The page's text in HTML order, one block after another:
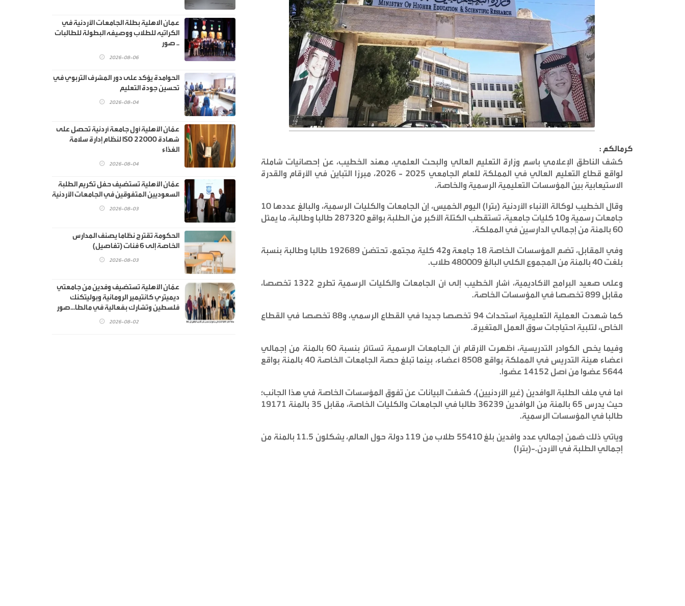
كرمالكم :
كشف الناطق الإعلامي باسم وزارة التعليم العالي والبحث العلمي، مهند الخطيب، عن إحصائيات شاملة
لواقع قطاع التعليم العالي في المملكة للعام الجامعي 2025 - 2026، مبرزا التباين في الأرقام والقدرة
الاستيعابية بين المؤسسات التعليمية الرسمية والخاصة.
وقال الخطيب لوكالة الأنباء الأردنية (بترا) اليوم الخميس، إن الجامعات والكليات الرسمية، والبالغ عددها 10
جامعات رسمية و10 كليات جامعية، تستقطب الكتلة الأكبر من الطلبة بواقع 287320 طالبا وطالبة، ما يمثل
60 بالمئة من إجمالي الدارسين في المملكة
.
وفي المقابل، تضم المؤسسات الخاصة 18 جامعة و42 كلية مجتمع، تحتضن 192689 طالبا وطالبة بنسبة
بلغت 40 بالمئة من المجموع الكلي البالغ 480009 طلاب
.
وعلى صعيد البرامج الأكاديمية، أشار الخطيب إلى أن الجامعات والكليات الرسمية تطرح 1322 تخصصا،
مقابل 899 تخصصا في المؤسسات الخاصة
.
كما شهدت العملية التعليمية استحداث 94 تخصصا جديدا في القطاع الرسمي، و88 تخصصا في القطاع
الخاص، لتلبية احتياجات سوق العمل المتغيرة.
وفيما يخص الكوادر التدريسية، أظهرت الأرقام أن الجامعات الرسمية تستأثر بنسبة 60 بالمئة من إجمالي
أعضاء هيئة التدريس في المملكة بواقع 8508 أعضاء، بينما تبلغ حصة الجامعات الخاصة 40 بالمئة بواقع
5644 عضوا من أصل 14152 عضوا
.
أما في ملف الطلبة الوافدين (غير الأردنيين)، كشفت البيانات عن تفوق المؤسسات الخاصة في هذا الجانب؛
حيث يدرس 65 بالمئة من الوافدين 36239 طالبا في الجامعات والكليات الخاصة، مقابل 35 بالمئة 19171
طالبا في المؤسسات الرسمية.
ويأتي ذلك ضمن إجمالي عدد وافدين بلغ 55410 طلاب من 119 دولة حول العالم، يشكلون 11.5 بالمئة من
إجمالي الطلبة في الأردن.-(بترا)
عمان الاهلية بطلة الجامعات الأردنية في
الكراتيه للطلاب ووصيفه البطولة للطالبات
.. صور
2026-08-06
الحوامدة يؤكد على دور المشرف التربوي في
تحسين جودة التعليم
2026-08-04
عمّان الأهلية أول جامعة أردنية تحصل على
شهادة ISO 22000 لنظام إدارة سلامة
الغذاء
2026-08-04
عمّان الأهلية تستضيف حفل تكريم الطلبة
السعوديين المتفوقين في الجامعات الأردنية
2026-08-03
الحكومة تقترح نظاما يصنف المدارس
الخاصة إلى 6 فئات (تفاصيل)
2026-08-03
عمّان الأهلية تستضيف وفدين من جامعتي
ديميتري كانتيمير الرومانية وبوليتكنك
فلسطين وتشارك بفعالية في مالطا...صور
2026-08-02